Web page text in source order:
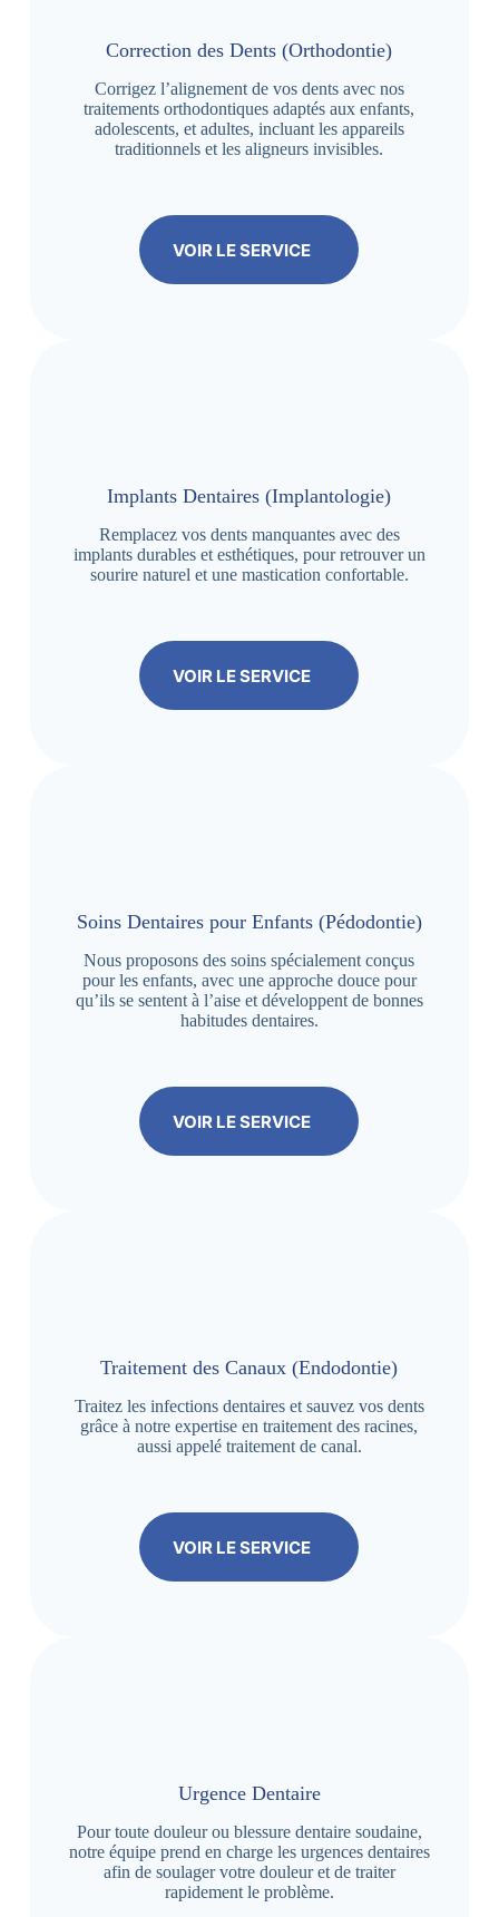
Correction des Dents (Orthodontie)
Corrigez l’alignement de vos dents avec nos
traitements orthodontiques adaptés aux enfants,
adolescents, et adultes, incluant les appareils
traditionnels et les aligneurs invisibles.
VOIR LE SERVICE
Implants Dentaires (Implantologie)
Remplacez vos dents manquantes avec des
implants durables et esthétiques, pour retrouver un
sourire naturel et une mastication confortable.
VOIR LE SERVICE
Soins Dentaires pour Enfants (Pédodontie)
Nous proposons des soins spécialement conçus
pour les enfants, avec une approche douce pour
qu’ils se sentent à l’aise et développent de bonnes
habitudes dentaires.
VOIR LE SERVICE
Traitement des Canaux (Endodontie)
Traitez les infections dentaires et sauvez vos dents
grâce à notre expertise en traitement des racines,
aussi appelé traitement de canal.
VOIR LE SERVICE
Urgence Dentaire
Pour toute douleur ou blessure dentaire soudaine,
notre équipe prend en charge les urgences dentaires
afin de soulager votre douleur et de traiter
rapidement le problème.